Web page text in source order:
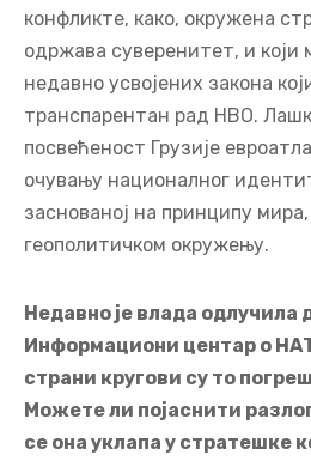
конфликте, како, окружена
одржава суверенитет, и који
недавно усвојених закона
транспарентан рад НВО.
посвећеност Грузије
очувању националног
заснованој на принципу
геополитичком окружењу.
Недавно је влада одлучила
Информациони центар о
страни кругови су то
Можете ли појаснити
се она уклапа у стратешке